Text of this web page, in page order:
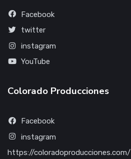
Facebook
twitter
instagram
YouTube
Colorado Producciones
Facebook
instagram
https://coloradoproducciones.com/